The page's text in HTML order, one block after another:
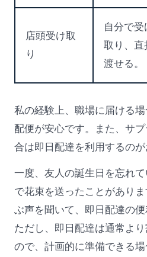
店頭受け取
り
自分で受
取り、直
渡せる。
私の経験上、職場に届ける
配便が安心です。また、サ
合は即日配達を利用するのが
一度、友人の誕生日を忘れ
で花束を送ったことがあり
ぶ声を聞いて、即日配達の便
ただし、即日配達は通常よ
ので、計画的に準備できる